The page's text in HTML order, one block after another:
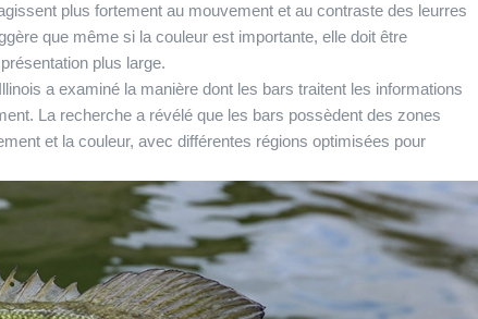
plus fortement au mouvement et au contraste des leurres
que même si la couleur est importante, elle doit être
plus large.
a examiné la manière dont les bars traitent les informations
La recherche a révélé que les bars possèdent des zones
et la couleur, avec différentes régions optimisées pour